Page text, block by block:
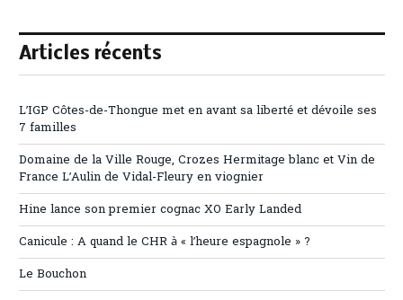
Articles récents
L’IGP Côtes-de-Thongue met en avant sa liberté et dévoile ses
7 familles
Domaine de la Ville Rouge, Crozes Hermitage blanc et Vin de
France L’Aulin de Vidal-Fleury en viognier
Hine lance son premier cognac XO Early Landed
Canicule : A quand le CHR à « l’heure espagnole » ?
Le Bouchon